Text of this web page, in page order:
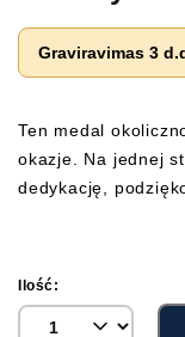
Graviravimas 3
Ten medal
okazje. Na jednej
dedykację,
Ilość: